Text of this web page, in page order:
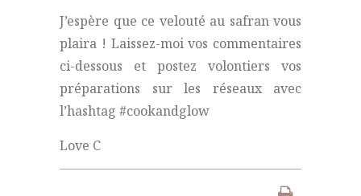
J’espère que ce velouté au safran vous
plaira ! Laissez-moi vos commentaires
ci-dessous et postez volontiers vos
préparations sur les réseaux avec
l’hashtag #cookandglow
Love C